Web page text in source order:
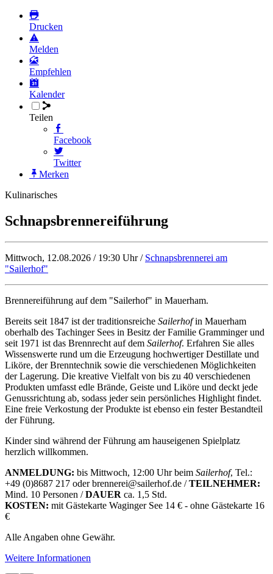
Drucken
Melden
Empfehlen
Kalender
Teilen
Facebook
Twitter
Merken
Kulinarisches
Schnapsbrennereiführung
Mittwoch, 12.08.2026 / 19:30 Uhr / Schnapsbrennerei am
"Sailerhof"
Brennereiführung auf dem "Sailerhof" in Mauerham.
Bereits seit 1847 ist der traditionsreiche Sailerhofin Mauerham
oberhalb des Tachinger Sees in Besitz der Familie Gramminger und
seit 1971 ist das Brennrecht auf dem Sailerhof. Erfahren Sie alles
Wissenswerte rund um die Erzeugung hochwertiger Destillate und
Liköre, der Brenntechnik sowie die verschiedenen Möglichkeiten
der Lagerung. Die kreative Vielfalt von bis zu 40 verschiedenen
Produkten umfasst edle Brände, Geiste und Liköre und deckt jede
Genussrichtung ab, sodass jeder sein persönliches Highlight findet.
Eine freie Verkostung der Produkte ist ebenso ein fester Bestandteil
der Führung.
Kinder sind während der Führung am hauseigenen Spielplatz
herzlich willkommen.
ANMELDUNG: bis Mittwoch, 12:00 Uhr beim Sailerhof, Tel.:
+49 (0)8687 217 oder brennerei@sailerhof.de /TEILNEHMER:
Mind. 10 Personen /DAUER ca. 1,5 Std.
KOSTEN: mit Gästekarte Waginger See 14 € - ohne Gästekarte 16
€
Alle Angaben ohne Gewähr.
Weitere Informationen